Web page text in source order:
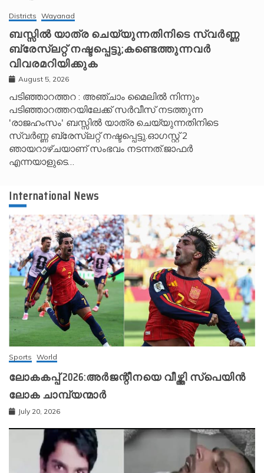
Districts Wayanad
ബസ്സിൽ യാത്ര ചെയ്യുന്നതിനിടെ സ്വർണ്ണ
ബ്രേസ്‌ലറ്റ് നഷ്ടപ്പെട്ടു;കണ്ടെത്തുന്നവർ
വിവരമറിയിക്കുക
August 5, 2026
പടിഞ്ഞാറത്തറ : അഞ്ചാം മൈലിൽ നിന്നും
പടിഞ്ഞാറത്തറയിലേക്ക് സർവീസ് നടത്തുന്ന
'രാജഹംസം' ബസ്സിൽ യാത്ര ചെയ്യുന്നതിനിടെ
സ്വർണ്ണ ബ്രേസ്‌ലറ്റ് നഷ്ടപ്പെട്ടു.ഓഗസ്റ്റ് 2
ഞായറാഴ്ചയാണ് സംഭവം നടന്നത്.ജാഫർ
എന്നയാളുടെ…
International News
Sports World
ലോകകപ്പ് 2026:അർജന്റീനയെ വീഴ്ത്തി സ്‌പെയിൻ
ലോക ചാമ്പ്യന്മാർ
July 20, 2026